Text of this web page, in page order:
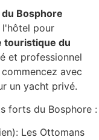
Bosphore
l'hôtel pour
touristique du
et professionnel
avec
un yacht privé.
forts du Bosphore :
Les Ottomans